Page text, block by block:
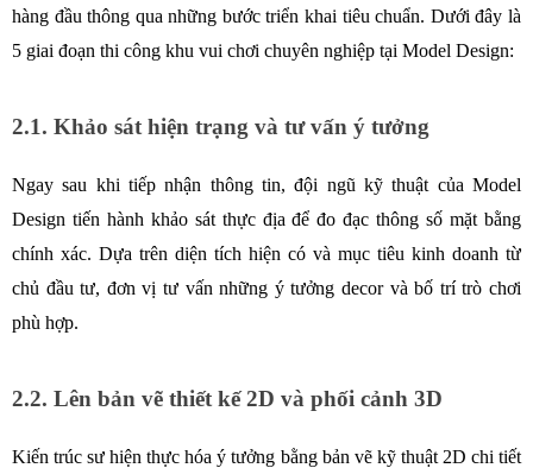
hàng đầu thông qua những bước triển khai tiêu chuẩn. Dưới đây là
5 giai đoạn thi công khu vui chơi chuyên nghiệp tại Model Design:
2.1. Khảo sát hiện trạng và tư vấn ý tưởng
Ngay sau khi tiếp nhận thông tin, đội ngũ kỹ thuật của Model
Design tiến hành khảo sát thực địa để đo đạc thông số mặt bằng
chính xác. Dựa trên diện tích hiện có và mục tiêu kinh doanh từ
chủ đầu tư, đơn vị tư vấn những ý tưởng decor và bố trí trò chơi
phù hợp.
2.2. Lên bản vẽ thiết kế 2D và phối cảnh 3D
Kiến trúc sư hiện thực hóa ý tưởng bằng bản vẽ kỹ thuật 2D chi tiết